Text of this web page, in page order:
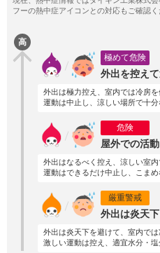
高
極めて危険
外出を控え
外出は極力控え、室内では冷房を
運動は中止し、涼しい場所で十分
危険
屋外での活
外出はなるべく控え、涼しい室内
運動はできるだけ中止し、こまめ
厳重警戒
外出は炎天
外出は炎天下を避けて、室内では
激しい運動は控え、適宜水分・塩